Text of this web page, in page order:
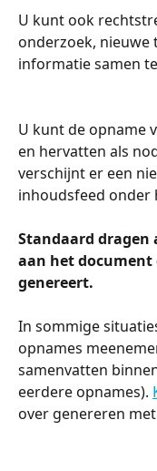
U kunt ook
onderzoek, nieuwe
informatie samen
U kunt de opname
en hervatten als
verschijnt er een
inhoudsfeed onder
Standaard dragen
aan het document
genereert.
In sommige
opnames
samenvatten
eerdere opnames).
over genereren